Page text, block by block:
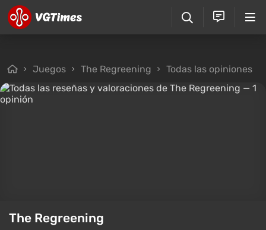
Juegos The Regreening Todas las opiniones
The Regreening